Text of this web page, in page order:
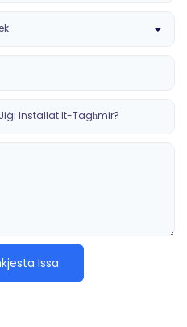
Installat It-Tagħmir?
Issa